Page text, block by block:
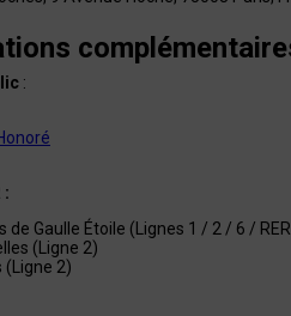
:
:
de Gaulle Étoile (Lignes 1 / 2 / 6 /
(Ligne 2)
(Ligne 2)